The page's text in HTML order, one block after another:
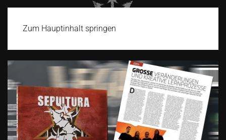
Zum Hauptinhalt springen